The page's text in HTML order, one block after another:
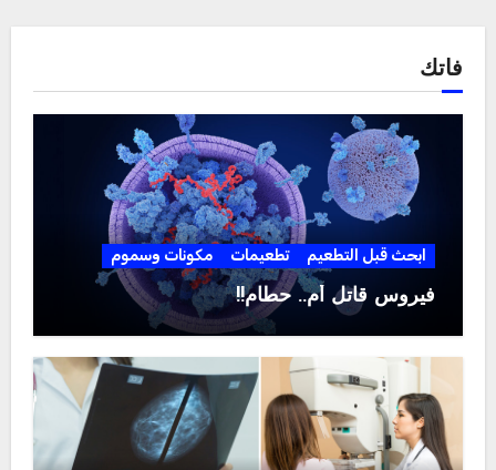
فاتك
ابحث قبل التطعيم تطعيمات مكونات وسموم
فيروس قاتل أم.. حطام!!